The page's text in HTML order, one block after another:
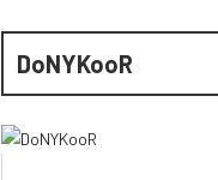
DoNYKooR